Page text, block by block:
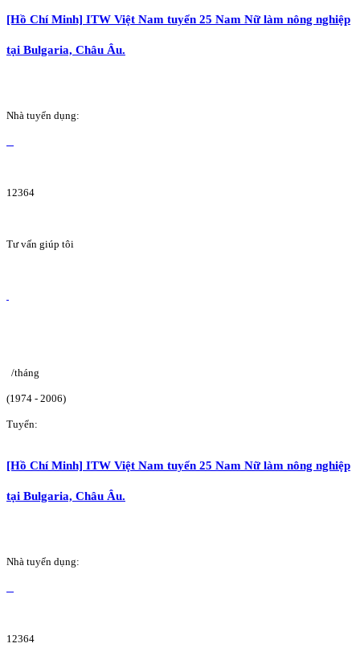
[Hồ Chí Minh] ITW Việt Nam tuyển 25 Nam Nữ làm nông nghiệp
tại Bulgaria, Châu Âu.
Nhà tuyển dụng:
12364
Tư vấn giúp tôi
/tháng
(1974 - 2006)
Tuyển:
[Hồ Chí Minh] ITW Việt Nam tuyển 25 Nam Nữ làm nông nghiệp
tại Bulgaria, Châu Âu.
Nhà tuyển dụng:
12364